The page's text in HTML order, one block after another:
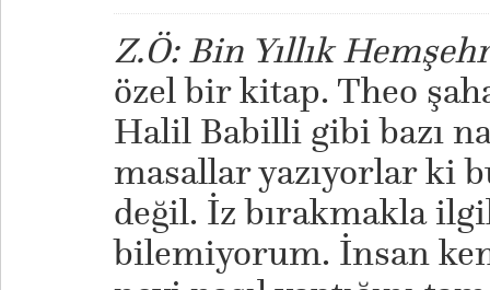
Z.Ö: Bin Yıllık
özel bir kitap. Theo
Halil Babilli gibi bazı
masallar yazıyorlar ki
değil. İz bırakmakla
bilemiyorum. İnsan